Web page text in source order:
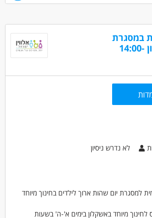
- חינוך מיוחד
- מטפל/ת
במסגרת
צהריים באשקלון 14:00-
לא נדרש ניסיון
למסגרת יום שהות ארוך לילדים בחינוך מיוחד
לחינוך מיוחד באשקלון בימים א'-ה' בשעות